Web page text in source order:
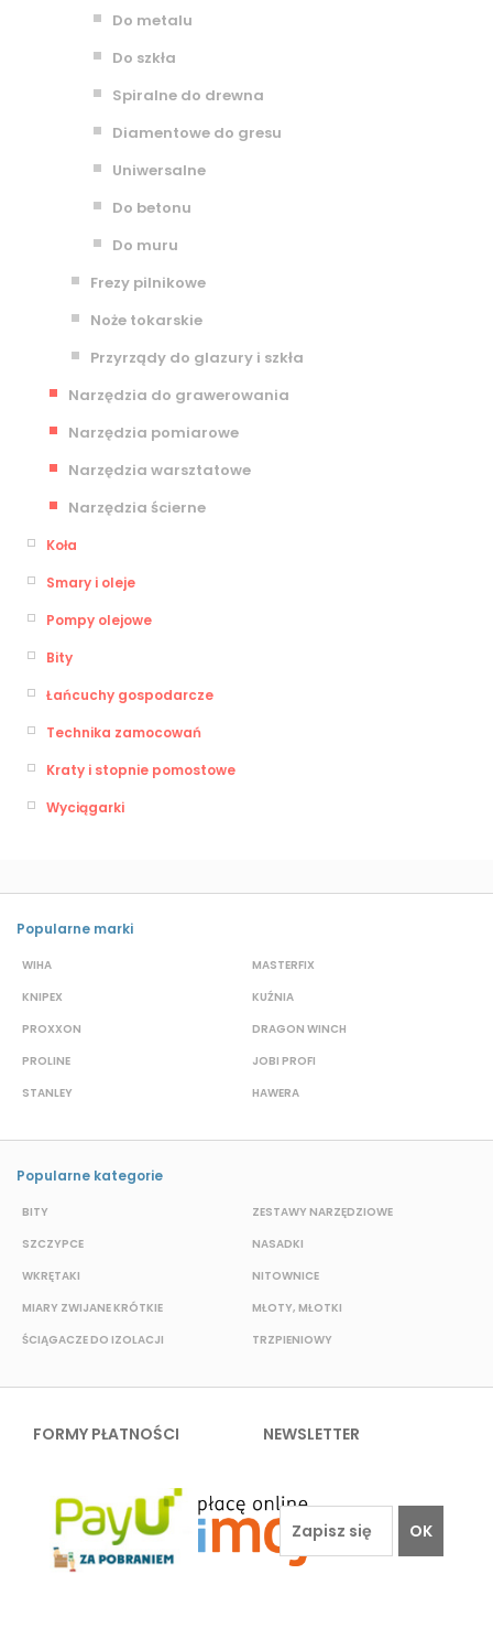
Do metalu
Do szkła
Spiralne do drewna
Diamentowe do gresu
Uniwersalne
Do betonu
Do muru
Frezy pilnikowe
Noże tokarskie
Przyrządy do glazury i szkła
Narzędzia do grawerowania
Narzędzia pomiarowe
Narzędzia warsztatowe
Narzędzia ścierne
Koła
Smary i oleje
Pompy olejowe
Bity
Łańcuchy gospodarcze
Technika zamocowań
Kraty i stopnie pomostowe
Wyciągarki
Popularne marki
WIHA
KNIPEX
PROXXON
PROLINE
STANLEY
MASTERFIX
KUŹNIA
DRAGON WINCH
JOBI PROFI
HAWERA
Popularne kategorie
BITY
SZCZYPCE
WKRĘTAKI
MIARY ZWIJANE KRÓTKIE
ŚCIĄGACZE DO IZOLACJI
ZESTAWY NARZĘDZIOWE
NASADKI
NITOWNICE
MŁOTY, MŁOTKI
TRZPIENIOWY
FORMY PŁATNOŚCI NEWSLETTER
OK